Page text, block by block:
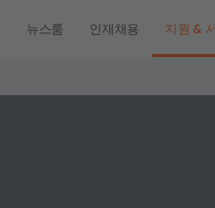
뉴스룸 인재채용 지원 &